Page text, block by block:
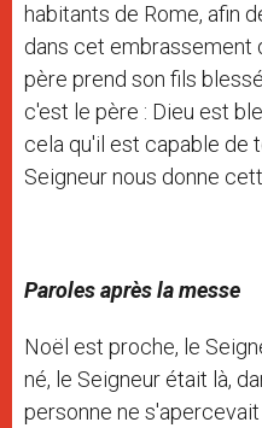
habitants de Rome, afin
dans cet embrassement
père prend son fils
c'est le père : Dieu est
cela qu'il est capable de
Seigneur nous donne
Paroles après la messe
Noël est proche, le
né, le Seigneur était là,
personne ne